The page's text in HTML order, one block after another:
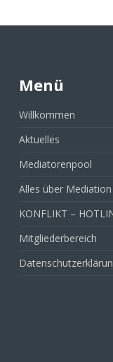
Menü
Willkommen
Aktuelles
Mediatorenpool
Alles über Mediation
KONFLIKT –
Mitgliederbereich